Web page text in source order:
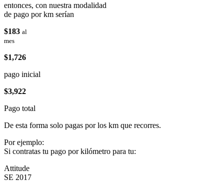
entonces, con nuestra modalidad
de pago por km serían
$183 al
mes
$1,726
pago inicial
$3,922
Pago total
De esta forma solo pagas por los km que recorres.
Por ejemplo:
Si contratas tu pago por kilómetro para tu:
Attitude
SE 2017